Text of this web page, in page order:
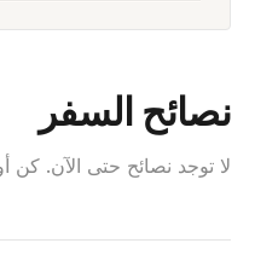
نصائح السفر
لا توجد نصائح حتى الآن.